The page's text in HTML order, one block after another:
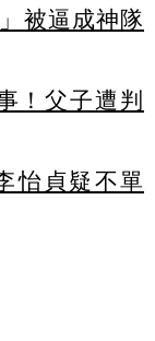
被逼成神隊
！父子遭判
怡貞疑不單